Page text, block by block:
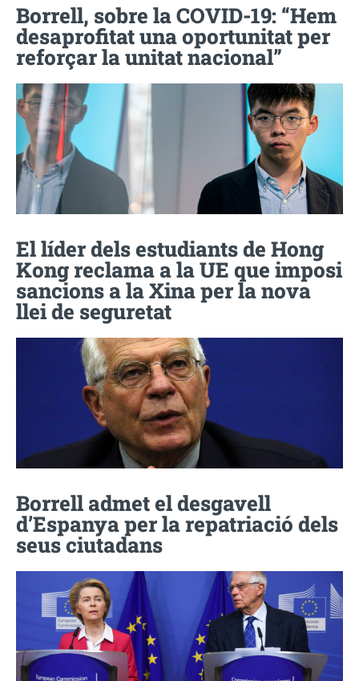
Borrell, sobre la COVID-19: “Hem
desaprofitat una oportunitat per
reforçar la unitat nacional”
El líder dels estudiants de Hong
Kong reclama a la UE que imposi
sancions a la Xina per la nova
llei de seguretat
Borrell admet el desgavell
d’Espanya per la repatriació dels
seus ciutadans